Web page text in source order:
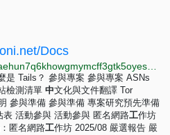
Docs
是 Tails？ 參與專案 參與專案 ASNs
檢測清單 中文化與文件翻譯 Tor
參與準備 參與準備 專案研究預先準備
活動參與 活動參與 匿名網路工作坊
匿名網路工作坊 2025/08 嚴選報告 嚴